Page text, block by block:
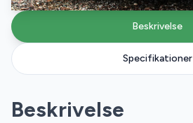
Specifikationer
Beskrivelse
Beskrivelse